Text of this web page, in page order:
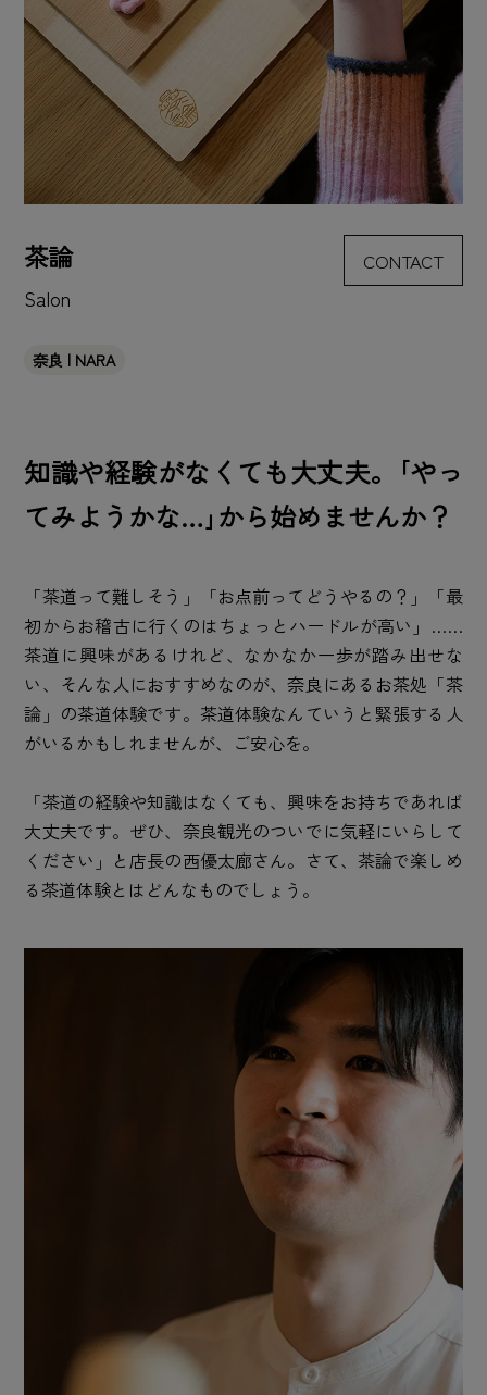
茶論
Salon
奈良 | NARA
CONTACT
知識や経験がなくても大丈夫。｢やっ
てみようかな…｣から始めませんか？
「茶道って難しそう」「お点前ってどうやるの？」「最
初からお稽古に行くのはちょっとハードルが高い」……
茶道に興味があるけれど、なかなか一歩が踏み出せな
い、そんな人におすすめなのが、奈良にあるお茶処「茶
論」の茶道体験です。茶道体験なんていうと緊張する人
がいるかもしれませんが、ご安心を。
「茶道の経験や知識はなくても、興味をお持ちであれば
大丈夫です。ぜひ、奈良観光のついでに気軽にいらして
ください」と店長の西優太廊さん。さて、茶論で楽しめ
る茶道体験とはどんなものでしょう。